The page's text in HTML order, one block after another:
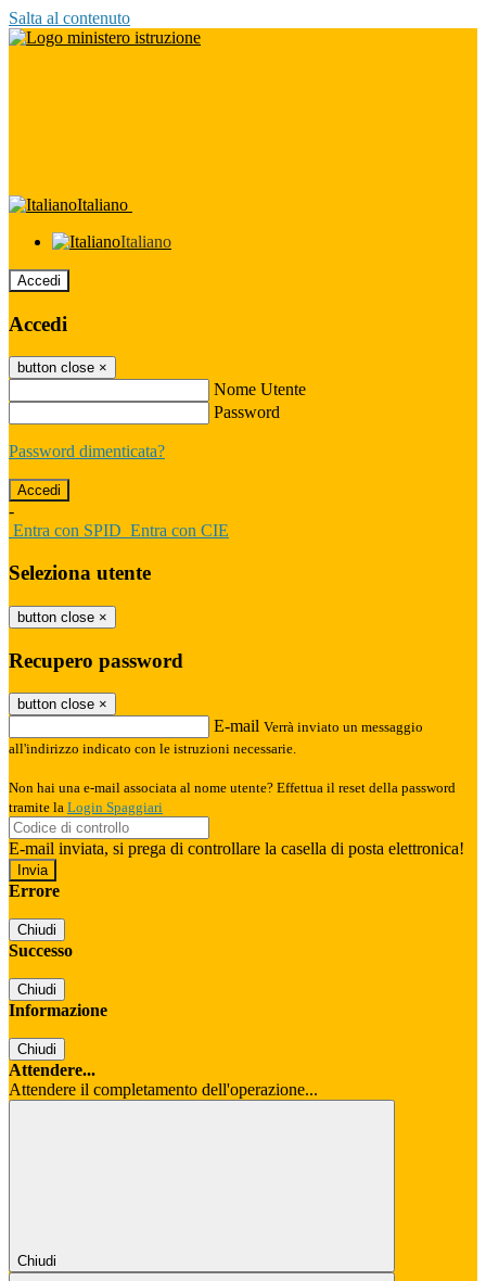
Salta al contenuto
Italiano
Italiano
Accedi
Accedi
button close ×
Nome Utente
Password
Password dimenticata?
-
Entra con SPID Entra con CIE
Seleziona utente
button close ×
Recupero password
button close ×
E-mail Verrà inviato un messaggio
all'indirizzo indicato con le istruzioni necessarie.
Non hai una e-mail associata al nome utente? Effettua il reset della password
tramite la Login Spaggiari
E-mail inviata, si prega di controllare la casella di posta elettronica!
Errore
Chiudi
Successo
Chiudi
Informazione
Chiudi
Attendere...
Attendere il completamento dell'operazione...
Chiudi